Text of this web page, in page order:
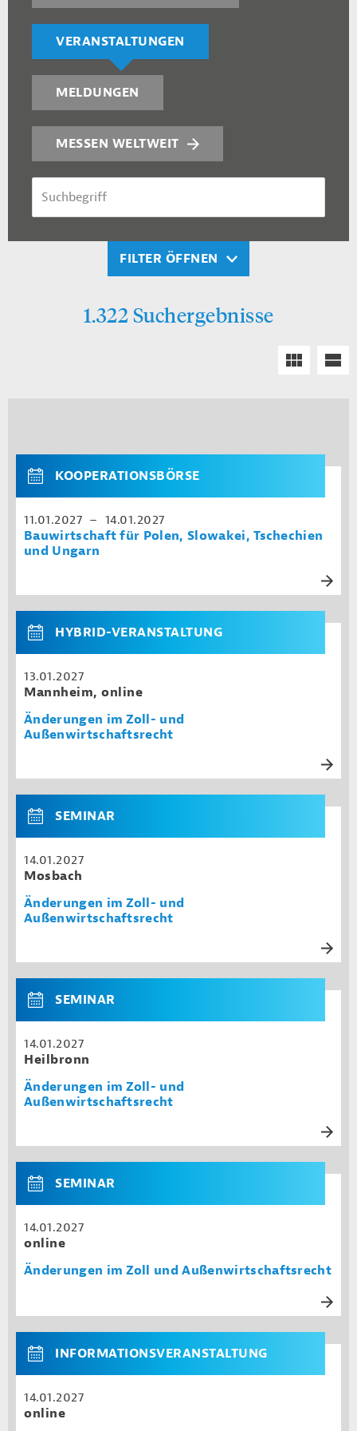
VERANSTALTUNGEN
MELDUNGEN
MESSEN WELTWEIT
FILTER ÖFFNEN
1.322 Suchergebnisse
KOOPERATIONSBÖRSE
11.01.2027 – 14.01.2027
Bauwirtschaft für Polen, Slowakei, Tschechien
und Ungarn
HYBRID-VERANSTALTUNG
13.01.2027
Mannheim, online
Änderungen im Zoll- und
Außenwirtschaftsrecht
SEMINAR
14.01.2027
Mosbach
Änderungen im Zoll- und
Außenwirtschaftsrecht
SEMINAR
14.01.2027
Heilbronn
Änderungen im Zoll- und
Außenwirtschaftsrecht
SEMINAR
14.01.2027
online
Änderungen im Zoll und Außenwirtschaftsrecht
INFORMATIONSVERANSTALTUNG
14.01.2027
online